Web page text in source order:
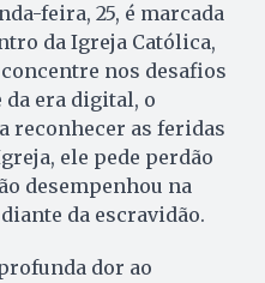
feira, 25, é marcada
da Igreja Católica,
nos desafios
era digital, o
reconhecer as feridas
ele pede perdão
desempenhou na
da escravidão.
dor ao